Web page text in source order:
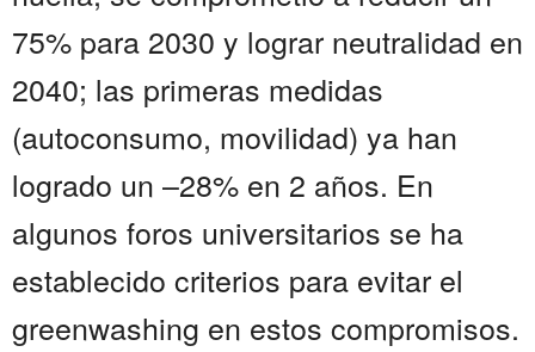
75% para 2030 y lograr neutralidad en
2040; las primeras medidas
(autoconsumo, movilidad) ya han
logrado un –28% en 2 años. En
algunos foros universitarios se ha
establecido criterios para evitar el
greenwashing en estos compromisos.